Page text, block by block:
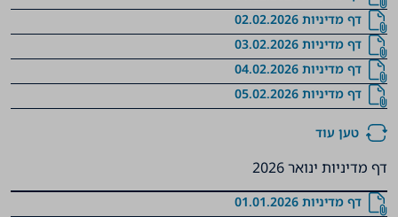
‏‏‏‏‏‏‏‏‏‏‏‏‏‏‏‏‏‏‏‏‏‏‏‏‏‏‏‏‏‏‏‏‏‏‏‏‏‏‏‏‏‏‏‏‏‏‏‏‏‏‏‏‏‏‏‏‏‏‏‏‏‏‏‏‏‏‏‏‏‏דף מדיניות 02.02.2026
‏‏‏‏‏‏‏‏‏‏‏‏‏‏‏‏‏‏‏‏‏‏‏‏‏‏‏‏‏‏‏‏‏‏‏‏‏‏‏‏‏‏‏‏‏‏‏‏‏‏‏‏‏‏‏‏‏‏‏‏‏‏‏‏‏‏‏‏‏‏דף מדיניות 03.02.2026
‏‏‏‏‏‏‏‏‏‏‏‏‏‏‏‏‏‏‏‏‏‏‏‏‏‏‏‏‏‏‏‏‏‏‏‏‏‏‏‏‏‏‏‏‏‏‏‏‏‏‏‏‏‏‏‏‏‏‏‏‏‏‏‏‏‏‏‏‏‏דף מדיניות 04.02.2026
‏‏‏‏‏‏‏‏‏‏‏‏‏‏‏‏‏‏‏‏‏‏‏‏‏‏‏‏‏‏‏‏‏‏‏‏‏‏‏‏‏‏‏‏‏‏‏‏‏‏‏‏‏‏‏‏‏‏‏‏‏‏‏‏‏‏‏‏‏‏דף מדיניות 05.02.2026
טען עוד
דף מדיניות ינואר 2026
‏‏‏‏‏‏‏‏‏‏‏‏‏‏‏‏‏‏‏‏‏‏‏‏‏‏‏‏‏‏‏‏‏‏‏‏‏‏‏‏‏‏‏‏‏‏‏‏‏‏‏‏‏‏‏‏‏‏‏‏‏‏‏‏‏‏‏‏‏‏דף מדיניות 01.01.2026